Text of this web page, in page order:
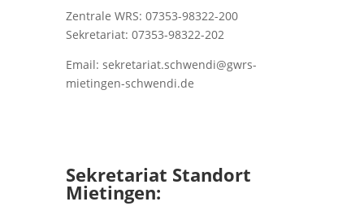
Zentrale WRS: 07353-98322-200
Sekretariat: 07353-98322-202
Email: sekretariat.schwendi@gwrs-
mietingen-schwendi.de
Sekretariat Standort
Mietingen: